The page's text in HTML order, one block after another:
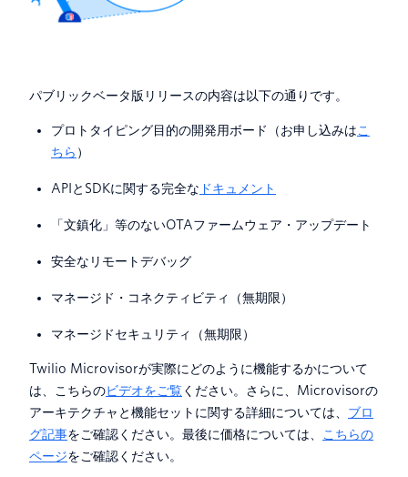
パブリックベータ版リリースの内容は以下の通りです。
プロトタイピング目的の開発用ボード（お申し込みはこ
ちら ）
APIとSDKに関する完全な ドキュメント
「文鎮化」等のないOTAファームウェア・アップデート
安全なリモートデバッグ
マネージド・コネクティビティ（無期限）
マネージドセキュリティ（無期限）
Twilio Microvisorが実際にどのように機能するかについて
は、こちらのビデオをご覧ください。さらに、Microvisorの
アーキテクチャと機能セットに関する詳細については、 ブロ
グ記事をご確認ください。最後に価格については、 こちらの
ページをご確認ください。